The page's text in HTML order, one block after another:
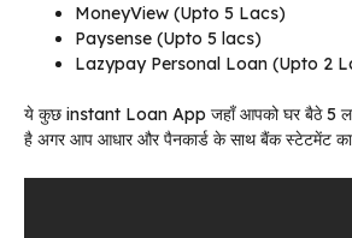
MoneyView (Upto 5 Lacs)
Paysense (Upto 5 lacs)
Lazypay Personal Loan (Upto 2
ये कुछ instant Loan App जहाँ आपको घर बैठे 5
है अगर आप आधार और पैनकार्ड के साथ बैंक स्टेटमेंट